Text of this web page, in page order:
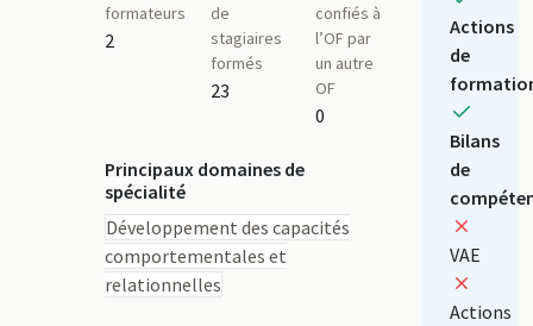
formateurs
2
de
stagiaires
formés
23
confiés à
l’OF par
un autre
OF
0
Principaux domaines de
spécialité
Développement des capacités
comportementales et
relationnelles
Actions
de
Bilans
de
VAE
Actions